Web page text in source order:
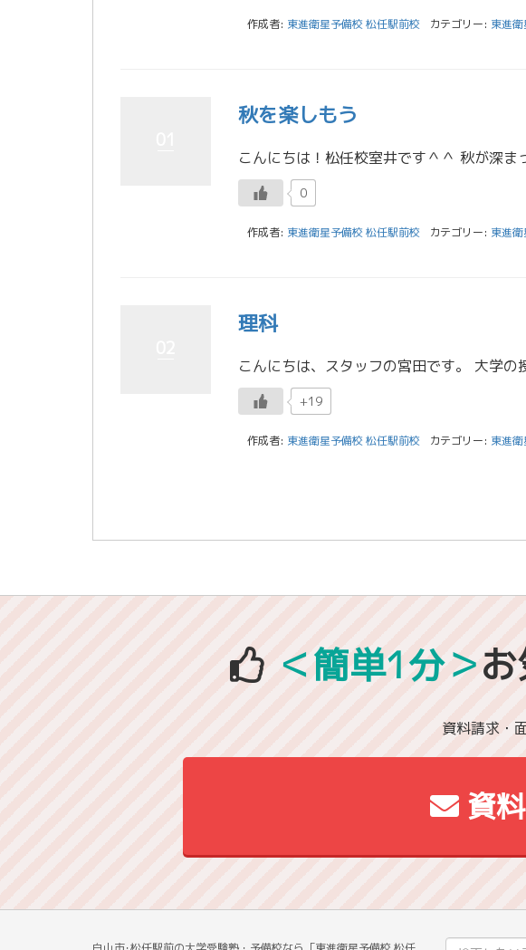
作成者: 東進衛星予備校 松任駅前校 カテゴリー: 東進
秋を楽しもう
0
作成者: 東進衛星予備校 松任駅前校 カテゴリー: 東進
理科
+19
作成者: 東進衛星予備校 松任駅前校 カテゴリー: 東進
＜簡単1分＞
資料請求・
資